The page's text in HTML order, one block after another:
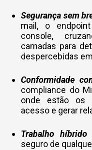
Segurança sem
mail, o
console,
camadas para
despercebidas
Conformidade
compliance do
onde estão os
acesso e gerar
Trabalho
seguro de